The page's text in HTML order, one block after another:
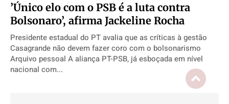
​’Único elo com o PSB é a luta contra
Bolsonaro’, afirma Jackeline Rocha
Presidente estadual do PT avalia que as críticas à gestão
Casagrande não devem fazer coro com o bolsonarismo
Arquivo pessoal A aliança PT-PSB, já esboçada em nível
nacional com...